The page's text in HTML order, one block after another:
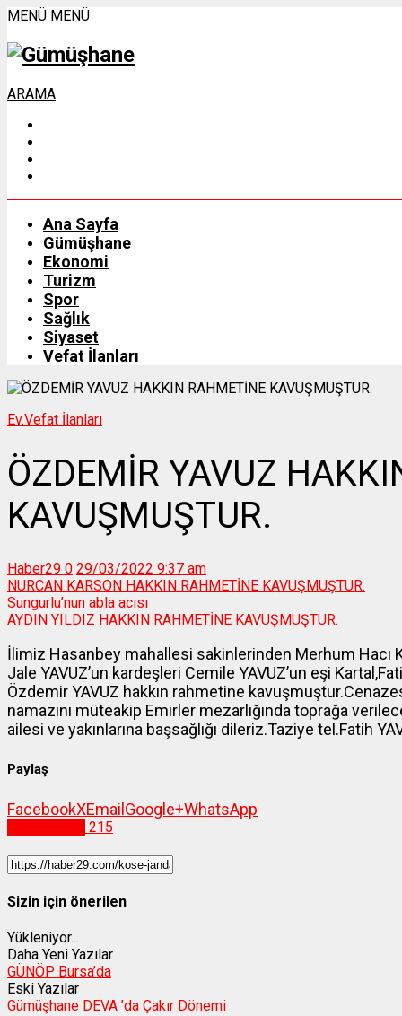
MENÜ MENÜ
ARAMA
Ana Sayfa
Gümüşhane
Ekonomi
Turizm
Spor
Sağlık
Siyaset
Vefat İlanları
Ev.Vefat İlanları
ÖZDEMİR YAVUZ
KAVUŞMUŞTUR.
Haber29 0 29/03/2022 9:37 am
NURCAN KARSON HAKKIN RAHMETİNE KAVUŞMUŞTUR.
Sungurlu’nun abla acısı
AYDIN YILDIZ HAKKIN RAHMETİNE KAVUŞMUŞTUR.
İlimiz Hasanbey mahallesi sakinlerinden Merhum Hacı
Jale YAVUZ’un kardeşleri Cemile YAVUZ’un eşi
Özdemir YAVUZ hakkın rahmetine
namazını müteakip Emirler mezarlığında toprağa
ailesi ve yakınlarına başsağlığı dileriz.Taziye tel.Fatih
Paylaş
FacebookXEmail Google+WhatsApp
215
Sizin için önerilen
Yükleniyor...
Daha Yeni Yazılar
GÜNÖP Bursa’da
Eski Yazılar
Gümüşhane DEVA ’da Çakır Dönemi